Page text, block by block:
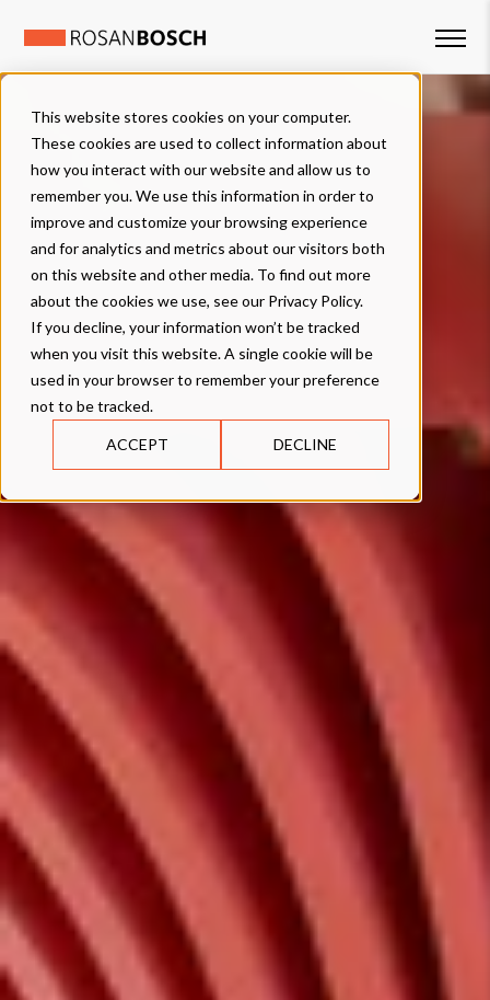
This website stores cookies on your computer.
These cookies are used to collect information about
how you interact with our website and allow us to
remember you. We use this information in order to
improve and customize your browsing experience
and for analytics and metrics about our visitors both
on this website and other media. To find out more
about the cookies we use, see our Privacy Policy.
If you decline, your information won’t be tracked
when you visit this website. A single cookie will be
used in your browser to remember your preference
not to be tracked.
ACCEPT DECLINE